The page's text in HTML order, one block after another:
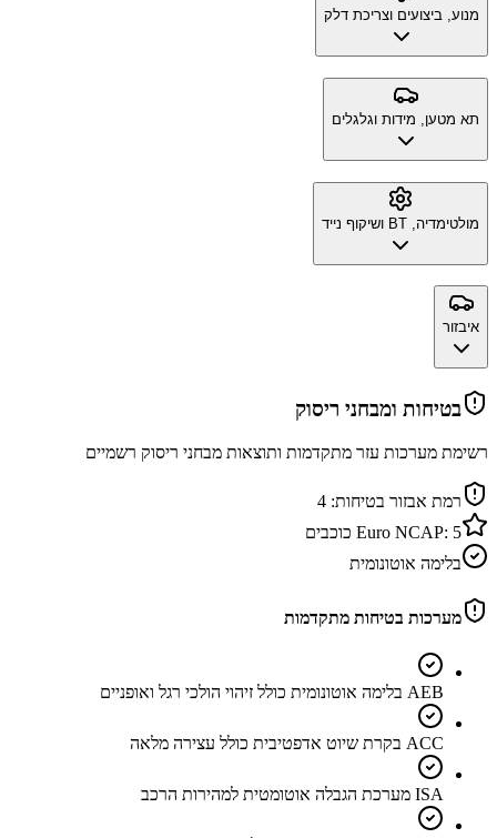
מנוע, ביצועים וצריכת דלק
תא מטען, מידות וגלגלים
מולטימדיה, BT ושיקוף נייד
איבזור
בטיחות ומבחני ריסוק
רשימת מערכות עזר מתקדמות ותוצאות מבחני ריסוק רשמיים
רמת אבזור בטיחות: 4
Euro NCAP: 5
כוכבים
בלימה אוטונומית
מערכות בטיחות מתקדמות
AEB בלימה אוטונומית כולל זיהוי הולכי רגל ואופניים
ACC בקרת שיוט אדפטיבית כולל עצירה מלאה
ISA מערכת הגבלה אוטומטית למהירות הרכב